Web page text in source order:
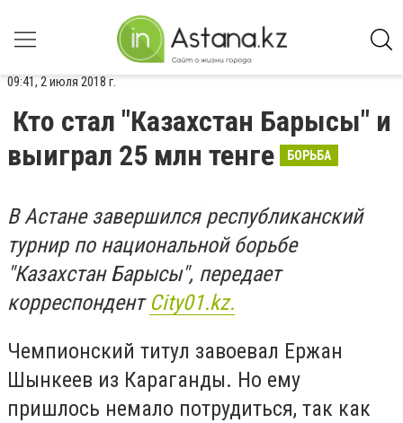
09:41, 2 июля 2018 г.
Кто стал "Казахстан Барысы" и
выиграл 25 млн тенге
БОРЬБА
В Астане завершился республиканский
турнир по национальной борьбе
"Казахстан Барысы", передает
корреспондентCity01.kz.
Чемпионский титул завоевал Ержан
Шынкеев из Караганды. Но ему
пришлось немало потрудиться, так как